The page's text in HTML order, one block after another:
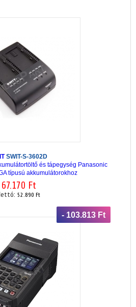
SWIT-S-3602D
és tápegység Panasonic
típusú akkumulátorokhoz
67.170 Ft
52.890 Ft
- 103.813 Ft